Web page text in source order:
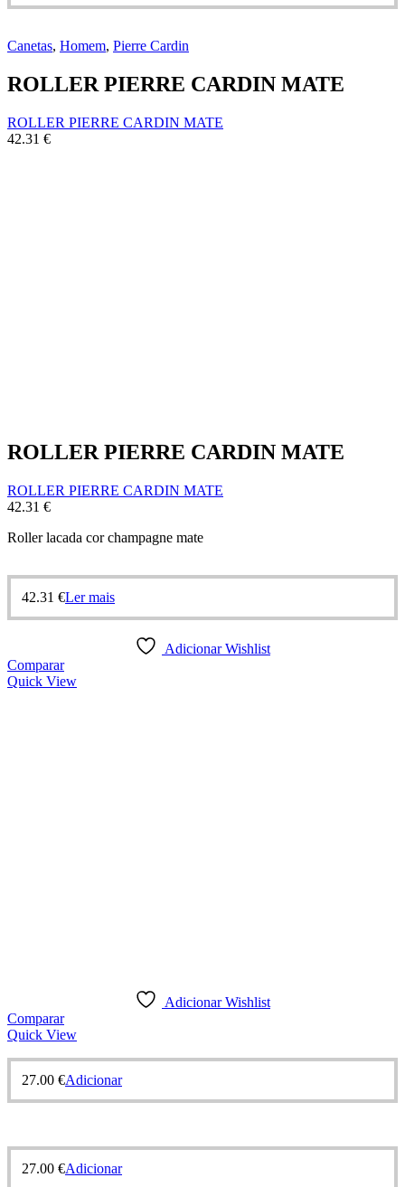
Canetas, Homem, Pierre Cardin
ROLLER PIERRE CARDIN MATE
ROLLER PIERRE CARDIN MATE
42.31 €
ROLLER PIERRE CARDIN MATE
ROLLER PIERRE CARDIN MATE
42.31 €
Roller lacada cor champagne mate
42.31 €Ler mais
Adicionar Wishlist
Comparar
Quick View
Adicionar Wishlist
Comparar
Quick View
27.00 €Adicionar
27.00 €Adicionar